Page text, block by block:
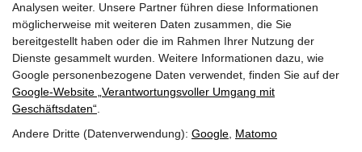
Analysen weiter. Unsere Partner führen diese Informationen
möglicherweise mit weiteren Daten zusammen, die Sie
bereitgestellt haben oder die im Rahmen Ihrer Nutzung der
Dienste gesammelt wurden. Weitere Informationen dazu, wie
Google personenbezogene Daten verwendet, finden Sie auf der
Google‑Website „Verantwortungsvoller Umgang mit
Geschäftsdaten“
Andere Dritte (Datenverwendung): Google Matomo
Alpengasthof RechteggRossberg
27, A-5741 Neukirchen
alpengasthof@rechtegg.com